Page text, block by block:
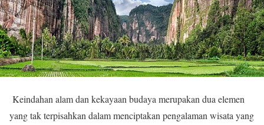
Keindahan alam dan kekayaan budaya merupakan dua elemen
yang tak terpisahkan dalam menciptakan pengalaman wisata yang